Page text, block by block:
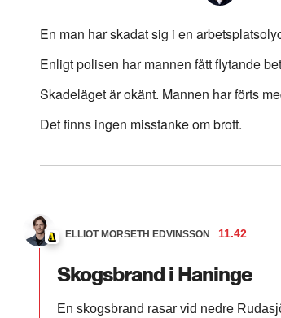
En man har skadat sig i en
Enligt polisen har mannen fått flytande
Skadeläget är okänt. Mannen har förts
Det finns ingen misstanke om brott.
ELLIOT MORSETH EDVINSSON 11.42
Skogsbrand i Haninge
En skogsbrand rasar vid nedre